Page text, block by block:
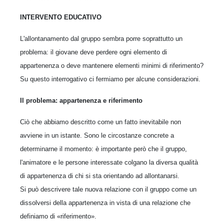
INTERVENTO EDUCATIVO
L'allontanamento dal gruppo sembra porre soprattutto un
problema: il giovane deve perdere ogni elemento di
appartenenza o deve mantenere elementi minimi di riferimento?
Su questo interrogativo ci fermiamo per alcune considerazioni.
Il problema: appartenenza e riferimento
Ciò che abbiamo descritto come un fatto inevitabile non
avviene in un istante. Sono le circostanze concrete a
determinarne il momento: è importante però che il gruppo,
l'animatore e le persone interessate colgano la diversa qualità
di appartenenza di chi si sta orientando ad allontanarsi.
Si può descrivere tale nuova relazione con il gruppo come un
dissolversi della appartenenza in vista di una relazione che
definiamo di «riferimento».